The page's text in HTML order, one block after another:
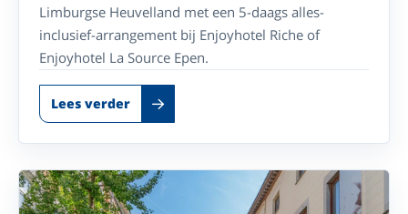
Limburgse Heuvelland met een 5-daags alles-
inclusief-arrangement bij Enjoyhotel Riche of
Enjoyhotel La Source Epen.
Lees verder